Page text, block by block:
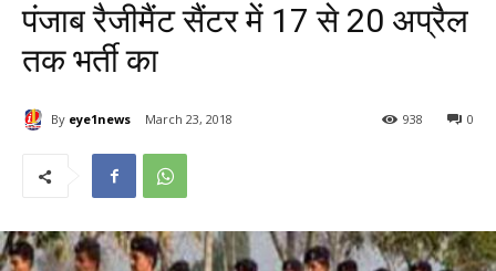
पंजाब रैजीमैंट सैंटर में 17 से 20 अप्रैल
तक भर्ती का
By eye1news March 23, 2018 0
938